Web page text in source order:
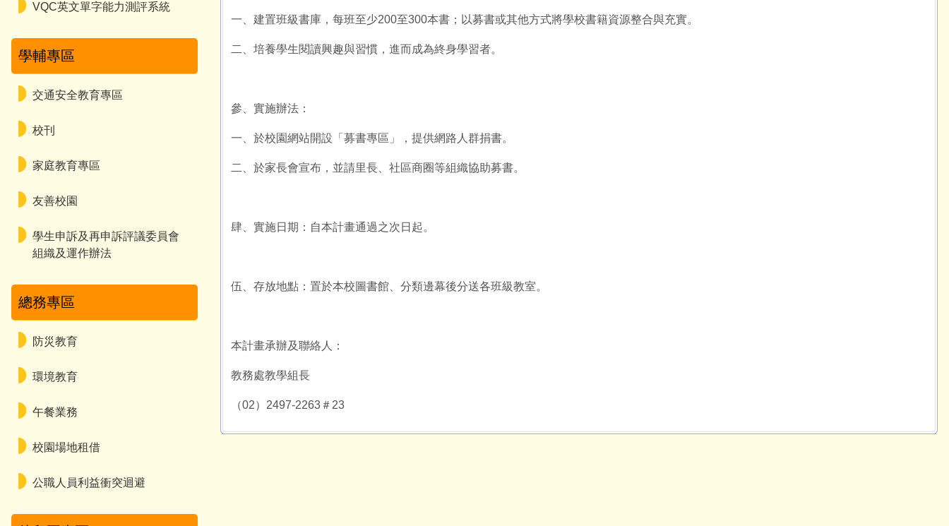
VQC英文單字能力測評系統
學輔專區
交通安全教育專區
校刊
家庭教育專區
友善校園
學生申訴及再申訴評議委員會
組織及運作辦法
總務專區
防災教育
環境教育
午餐業務
校園場地租借
公職人員利益衝突迴避
一、建置班級書庫，每班至少200至300本書；以募書或其他方式將學校書籍資源整合與充實。
二、培養學生閱讀興趣與習慣，進而成為終身學習者。
參、實施辦法：
一、於校園網站開設「募書專區」，提供網路人群捐書。
二、於家長會宣布，並請里長、社區商圈等組織協助募書。
肆、實施日期：自本計畫通過之次日起。
伍、存放地點：置於本校圖書館、分類邊幕後分送各班級教室。
本計畫承辦及聯絡人：
教務處教學組長
（02）2497-2263＃23